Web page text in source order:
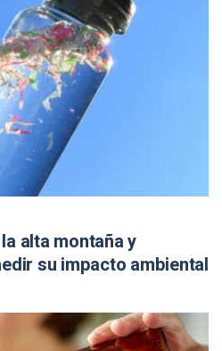
alta montaña y
su impacto ambiental